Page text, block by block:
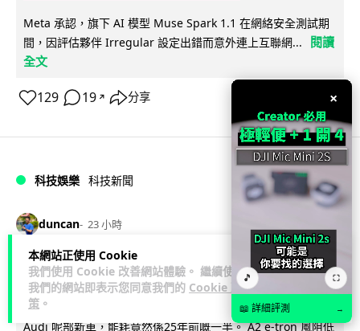
本網站正使用 Cookie
我們使用 Cookie 改善網站體驗。 繼續使用
我們的網站即表示您同意我們的 Cookie 政
策 。
Meta 承認，旗下 AI 模型 Muse Spark 1.1 在網絡安全測試期
間，因評估夥伴 Irregular 設定出錯而意外連上互聯網...
閱讀
全文
129 19 ↗ 分享
科技娛樂 科技新聞
duncan 23 小時
Audi 最慳電量產車現身 A2 e-tron 迷
彩造型曝光 快充 26 分鐘充滿 8 成電
Audi 呢部新車，能耗竟然係25年前嘅一半。 A2 e-tron 風阻低
×
🎵 ⛶
📖 詳細評測 →